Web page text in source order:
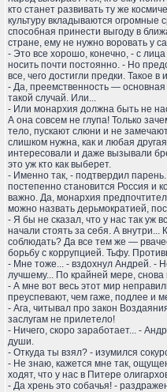
кто станет развивать ту же
культуру вкладываются огромные
способная принести выгоду в
стране, ему не нужно воровать у
- Это все хорошо, конечно, - с
носить почти постоянно. - Но
все, чего достигли предки. Такое в
- Да, преемственность —
такой случай. Или...
- Или монархия должна быть не
А она совсем не глупа! Только
тело, пускают слюни и не
слишком нужна, как и любая
интересовали и даже вызывали
это уж кто как выберет.
- Именно так, - подтвердил
постепенно становится Россия и
важно. Да, монархия
можно назвать дерьмократией,
- Я бы не сказал, что у нас так уж
начали стоять за себя. А
соблюдать? Да все тем же —
борьбу с коррупцией. Тьфу.
- Мне тоже... - вздохнул Андрей. -
лучшему... По крайней мере,
- А мне вот весь этот мир
преуспевают, чем гаже, подлее и
- Ага, читывал про закон
заслугам не прилетело!
- Ничего, скоро заработает... -
души.
- Откуда ты взял? - изумился
- Не знаю, кажется мне так,
ходят, что у нас в Питере
- Да хрень это собачья! -